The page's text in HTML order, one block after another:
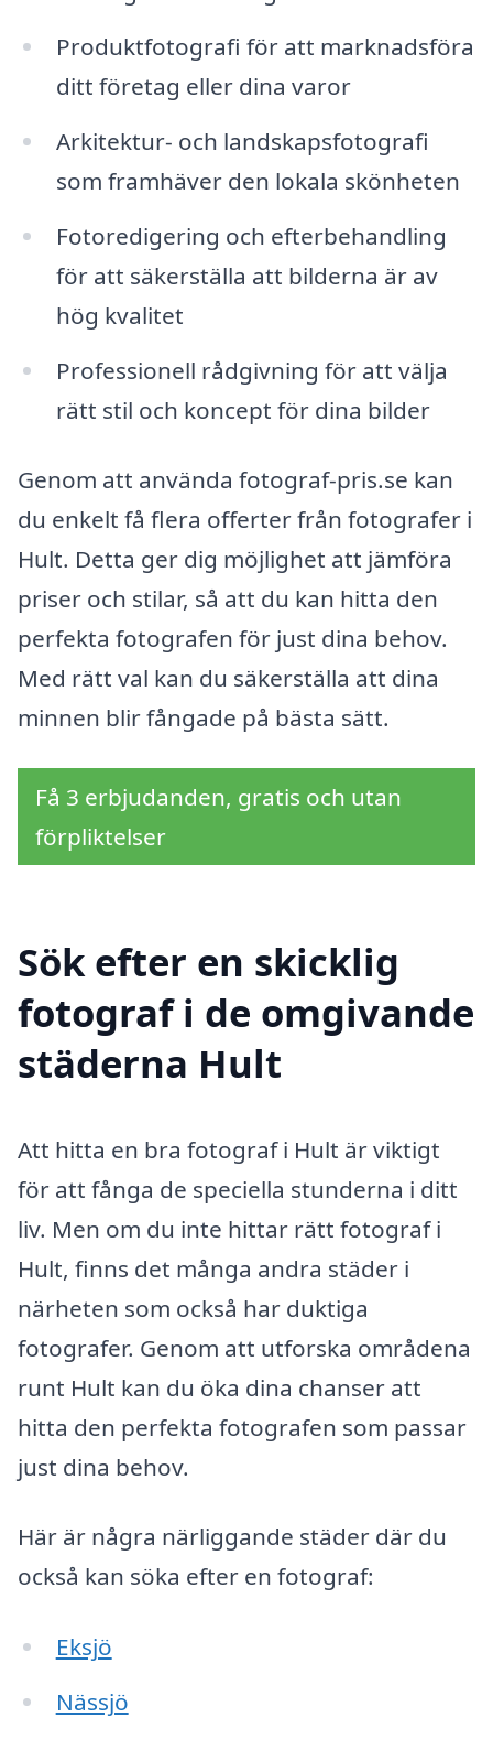
Produktfotografi för att marknadsföra
ditt företag eller dina varor
Arkitektur- och landskapsfotografi
som framhäver den lokala skönheten
Fotoredigering och efterbehandling
för att säkerställa att bilderna är av
hög kvalitet
Professionell rådgivning för att välja
rätt stil och koncept för dina bilder
Genom att använda fotograf-pris.se kan
du enkelt få flera offerter från fotografer i
Hult. Detta ger dig möjlighet att jämföra
priser och stilar, så att du kan hitta den
perfekta fotografen för just dina behov.
Med rätt val kan du säkerställa att dina
minnen blir fångade på bästa sätt.
Få 3 erbjudanden, gratis och utan
förpliktelser
Sök efter en skicklig
fotograf i de omgivande
städerna Hult
Att hitta en bra fotograf i Hult är viktigt
för att fånga de speciella stunderna i ditt
liv. Men om du inte hittar rätt fotograf i
Hult, finns det många andra städer i
närheten som också har duktiga
fotografer. Genom att utforska områdena
runt Hult kan du öka dina chanser att
hitta den perfekta fotografen som passar
just dina behov.
Här är några närliggande städer där du
också kan söka efter en fotograf:
Eksjö
Nässjö